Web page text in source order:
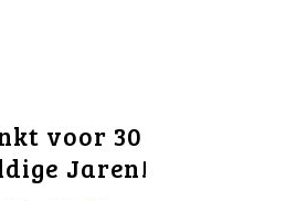
voor 30
Jaren!